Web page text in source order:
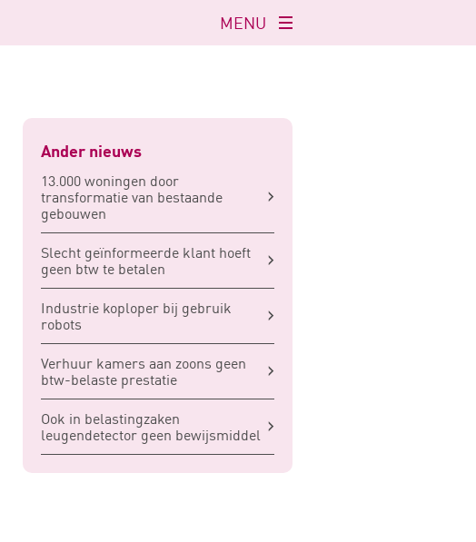
Navigatie
openen
MENU
Ander nieuws
13.000 woningen door
transformatie van bestaande
gebouwen
Slecht geïnformeerde klant hoeft
geen btw te betalen
Industrie koploper bij gebruik
robots
Verhuur kamers aan zoons geen
btw-belaste prestatie
Ook in belastingzaken
leugendetector geen bewijsmiddel